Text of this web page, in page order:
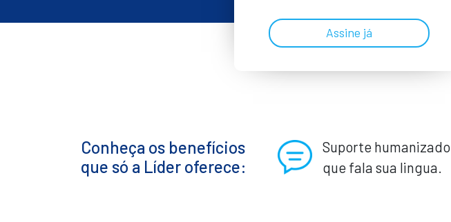
Assine já
Conheça os benefícios
que só a Líder oferece:
Suporte humanizado
que fala sua lingua.